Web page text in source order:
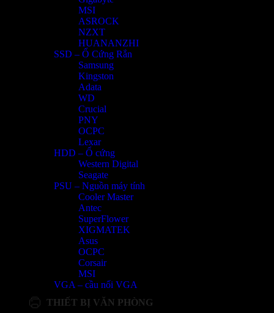
MSI
ASROCK
NZXT
HUANANZHI
SSD – Ổ Cứng Rắn
Samsung
Kingston
Adata
WD
Crucial
PNY
OCPC
Lexar
HDD – Ổ cứng
Western Digital
Seagate
PSU – Nguồn máy tính
Cooler Master
Antec
SuperFlower
XIGMATEK
Asus
OCPC
Corsair
MSI
VGA – cầu nối VGA
THIẾT BỊ VĂN PHÒNG